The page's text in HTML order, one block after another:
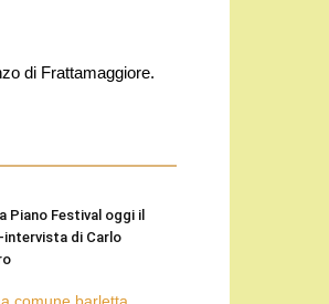
di Frattamaggiore.
Piano Festival oggi il
di Carlo